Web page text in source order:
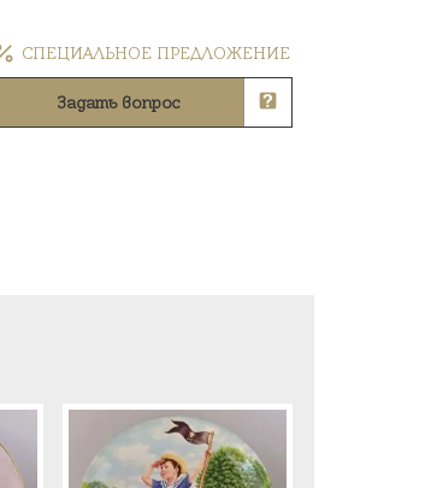
СПЕЦИАЛЬНОЕ ПРЕДЛОЖЕНИЕ
Задать вопрос